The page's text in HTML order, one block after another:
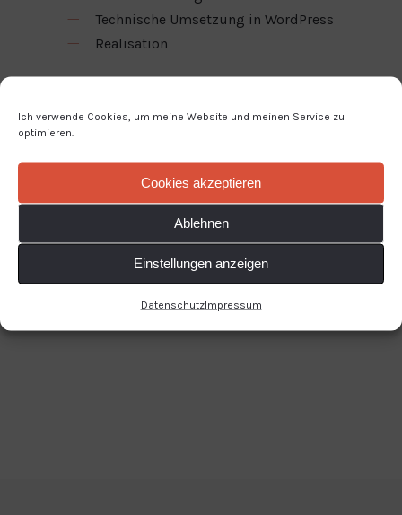
Ich verwende Cookies, um meine Website und meinen Service zu
optimieren.
Cookies akzeptieren
Ablehnen
Einstellungen anzeigen
DatenschutzImpressum
Technische Umsetzung in WordPress
Realisation
Zur Webseite